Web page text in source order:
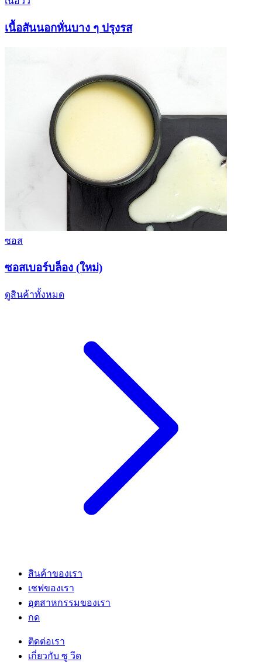
เนื้อสันนอกหั่นบาง ๆ ปรุงรส
ซอส
ซอสเบอร์บล็อง (ใหม่)
ดูสินค้าทั้งหมด
สินค้าของเรา
เชฟของเรา
อุตสาหกรรมของเรา
กด
ติดต่อเรา
เกี่ยวกับ ซู วีด